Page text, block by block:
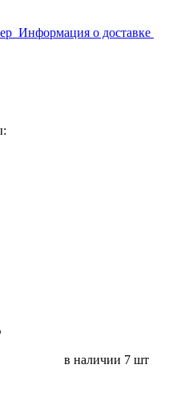
Информация о доставке
в наличии 7 шт